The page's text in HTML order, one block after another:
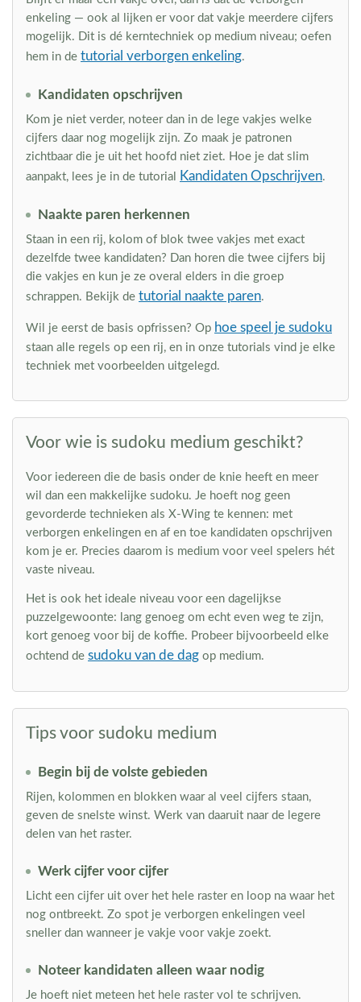
enkeling — ook al lijken er voor dat vakje meerdere cijfers
mogelijk. Dit is dé kerntechniek op medium niveau; oefen
hem in de tutorial verborgen enkeling.
Kandidaten opschrijven
Kom je niet verder, noteer dan in de lege vakjes welke
cijfers daar nog mogelijk zijn. Zo maak je patronen
zichtbaar die je uit het hoofd niet ziet. Hoe je dat slim
aanpakt, lees je in de tutorial
Kandidaten Opschrijven.
Naakte paren herkennen
Staan in een rij, kolom of blok twee vakjes met exact
dezelfde twee kandidaten? Dan horen die twee cijfers bij
die vakjes en kun je ze overal elders in die groep
schrappen. Bekijk de tutorial naakte paren.
Wil je eerst de basis opfrissen? Op hoe speel je sudoku
staan alle regels op een rij, en in onze tutorials vind je elke
techniek met voorbeelden uitgelegd.
Voor wie is sudoku medium geschikt?
Voor iedereen die de basis onder de knie heeft en meer
wil dan een makkelijke sudoku. Je hoeft nog geen
gevorderde technieken als X-Wing te kennen: met
verborgen enkelingen en af en toe kandidaten opschrijven
kom je er. Precies daarom is medium voor veel spelers hét
vaste niveau.
Het is ook het ideale niveau voor een dagelijkse
puzzelgewoonte: lang genoeg om echt even weg te zijn,
kort genoeg voor bij de koffie. Probeer bijvoorbeeld elke
ochtend de sudoku van de dag op medium.
Tips voor sudoku medium
Begin bij de volste gebieden
Rijen, kolommen en blokken waar al veel cijfers staan,
geven de snelste winst. Werk van daaruit naar de legere
delen van het raster.
Werk cijfer voor cijfer
Licht een cijfer uit over het hele raster en loop na waar het
nog ontbreekt. Zo spot je verborgen enkelingen veel
sneller dan wanneer je vakje voor vakje zoekt.
Noteer kandidaten alleen waar nodig
Je hoeft niet meteen het hele raster vol te schrijven.